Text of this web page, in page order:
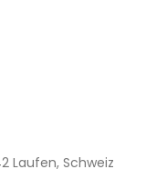
Laufen, Schweiz